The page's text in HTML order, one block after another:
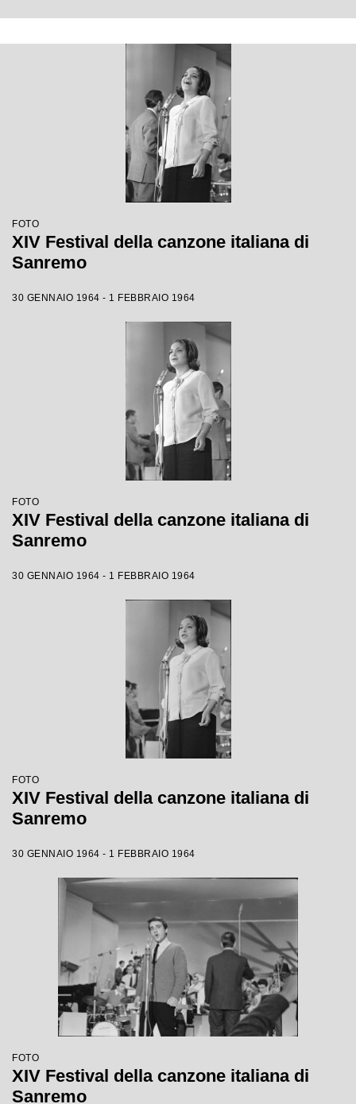
FOTO
XIV Festival della canzone italiana di
Sanremo
30 GENNAIO 1964 - 1 FEBBRAIO 1964
FOTO
XIV Festival della canzone italiana di
Sanremo
30 GENNAIO 1964 - 1 FEBBRAIO 1964
FOTO
XIV Festival della canzone italiana di
Sanremo
30 GENNAIO 1964 - 1 FEBBRAIO 1964
FOTO
XIV Festival della canzone italiana di
Sanremo